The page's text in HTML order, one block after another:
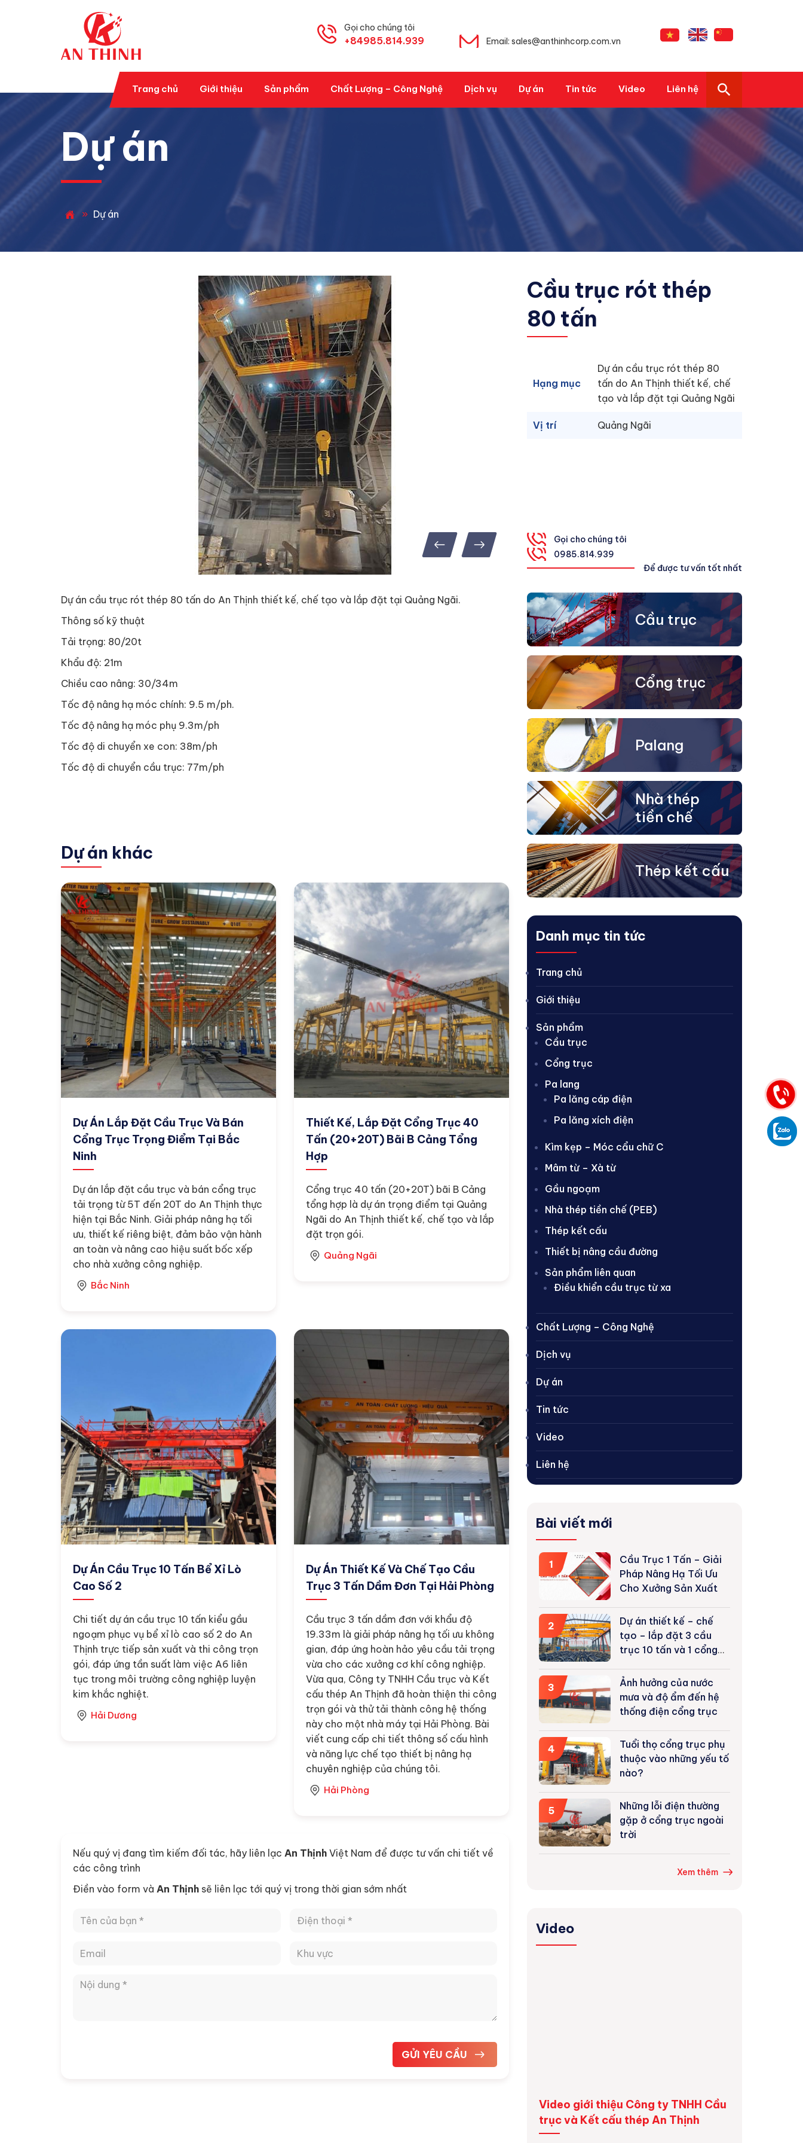
Gọi cho chúng tôi
+84985.814.939 Email: sales@anthinhcorp.com.vn
Trang chủ Giới thiệu Sản phẩm Chất Lượng – Công Nghệ Dịch vụ Dự án Tin tức Video Liên hệ
Dự án
» Dự án
Cầu trục rót thép
80 tấn
Hạng mục
Dự án cầu trục rót thép 80
tấn do An Thịnh thiết kế, chế
tạo và lắp đặt tại Quảng Ngãi
Vị trí Quảng Ngãi
Gọi cho chúng tôi
0985.814.939
Để được tư vấn tốt nhất
Dự án cầu trục rót thép 80 tấn do An Thịnh thiết kế, chế tạo và lắp đặt tại Quảng Ngãi.
Thông số kỹ thuật
Tải trọng: 80/20t
Khẩu độ: 21m
Chiều cao nâng: 30/34m
Tốc độ nâng hạ móc chính: 9.5 m/ph.
Tốc độ nâng hạ móc phụ 9.3m/ph
Tốc độ di chuyển xe con: 38m/ph
Tốc độ di chuyển cầu trục: 77m/ph
Dự án khác
Dự Án Lắp Đặt Cầu Trục Và Bán
Cổng Trục Trọng Điểm Tại Bắc
Ninh
Dự án lắp đặt cầu trục và bán cổng trục
tải trọng từ 5T đến 20T do An Thịnh thực
hiện tại Bắc Ninh. Giải pháp nâng hạ tối
ưu, thiết kế riêng biệt, đảm bảo vận hành
an toàn và nâng cao hiệu suất bốc xếp
cho nhà xưởng công nghiệp.
Bắc Ninh
Thiết Kế, Lắp Đặt Cổng Trục 40
Tấn (20+20T) Bãi B Cảng Tổng
Hợp
Cổng trục 40 tấn (20+20T) bãi B Cảng
tổng hợp là dự án trọng điểm tại Quảng
Ngãi do An Thịnh thiết kế, chế tạo và lắp
đặt trọn gói.
Quảng Ngãi
Dự Án Cầu Trục 10 Tấn Bể Xỉ Lò
Cao Số 2
Chi tiết dự án cầu trục 10 tấn kiểu gầu
ngoạm phục vụ bể xỉ lò cao số 2 do An
Thịnh trực tiếp sản xuất và thi công trọn
gói, đáp ứng tần suất làm việc A6 liên
tục trong môi trường công nghiệp luyện
kim khắc nghiệt.
Hải Dương
Dự Án Thiết Kế Và Chế Tạo Cầu
Trục 3 Tấn Dầm Đơn Tại Hải Phòng
Cầu trục 3 tấn dầm đơn với khẩu độ
19.33m là giải pháp nâng hạ tối ưu không
gian, đáp ứng hoàn hảo yêu cầu tải trọng
vừa cho các xưởng cơ khí công nghiệp.
Vừa qua, Công ty TNHH Cầu trục và Kết
cấu thép An Thịnh đã hoàn thiện thi công
trọn gói và thử tải thành công hệ thống
này cho một nhà máy tại Hải Phòng. Bài
viết cung cấp chi tiết thông số cấu hình
và năng lực chế tạo thiết bị nâng hạ
chuyên nghiệp của chúng tôi.
Hải Phòng
Nếu quý vị đang tìm kiếm đối tác, hãy liên lạc An Thịnh Việt Nam để được tư vấn chi tiết về
các công trình
Điền vào form và An Thịnh sẽ liên lạc tới quý vị trong thời gian sớm nhất
Cầu trục
Cổng trục
Palang
Nhà thép
tiền chế
Thép kết cấu
Danh mục tin tức
Trang chủ
Giới thiệu
Sản phẩm
Cầu trục
Cổng trục
Pa lang
Pa lăng cáp điện
Pa lăng xích điện
Kìm kẹp – Móc cẩu chữ C
Mâm từ – Xà từ
Gầu ngoạm
Nhà thép tiền chế (PEB)
Thép kết cấu
Thiết bị nâng cầu đường
Sản phẩm liên quan
Điều khiển cầu trục từ xa
Chất Lượng – Công Nghệ
Dịch vụ
Dự án
Tin tức
Video
Liên hệ
Bài viết mới
1
Cầu Trục 1 Tấn – Giải
Pháp Nâng Hạ Tối Ưu
Cho Xưởng Sản Xuất
2
Dự án thiết kế – chế
tạo – lắp đặt 3 cầu
trục 10 tấn và 1 cổng
Quang
3
Ảnh hưởng của nước
mưa và độ ẩm đến hệ
thống điện cổng trục
4
Tuổi thọ cổng trục phụ
thuộc vào những yếu tố
nào?
5
Những lỗi điện thường
gặp ở cổng trục ngoài
trời
Xem thêm
Video
Video giới thiệu Công ty TNHH Cầu
trục và Kết cấu thép An Thịnh